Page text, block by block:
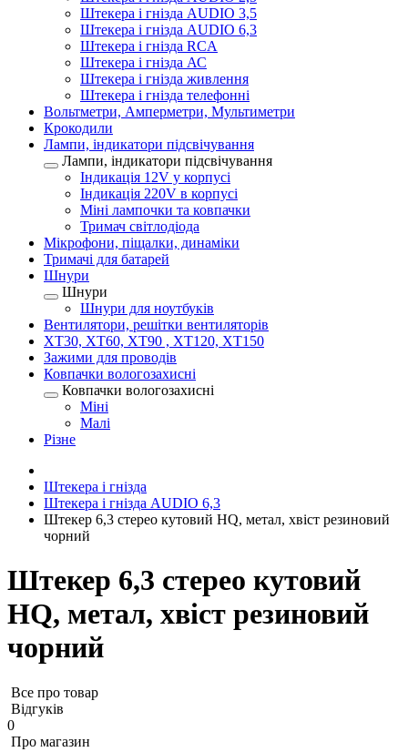
Штекера і гнізда AUDIO 3,5
Штекера і гнізда AUDIO 6,3
Штекера і гнізда RCA
Штекера і гнізда АС
Штекера і гнізда живлення
Штекера і гнізда телефонні
Вольтметри, Амперметри, Мультиметри
Крокодили
Лампи, індикатори підсвічування
Лампи, індикатори підсвічування
Індикація 12V у корпусі
Індикація 220V в корпусі
Міні лампочки та ковпачки
Тримач світлодіода
Мікрофони, піщалки, динаміки
Тримачі для батарей
Шнури
Шнури
Шнури для ноутбуків
Вентилятори, решітки вентиляторів
XT30, XT60, XT90 , XT120, XT150
Зажими для проводів
Ковпачки вологозахисні
Ковпачки вологозахисні
Міні
Малі
Різне
Штекера і гнізда
Штекера і гнізда AUDIO 6,3
Штекер 6,3 стерео кутовий HQ, метал, хвіст резиновий
чорний
Штекер 6,3 стерео кутовий
HQ, метал, хвіст резиновий
чорний
Все про товар
Відгуків
0
Про магазин